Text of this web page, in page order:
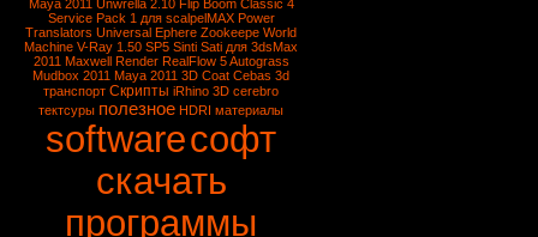
Maya 2011 Unwrella 2.10 Flip Boom Classic 4
Service Pack 1 для scalpelMAX Power
Translators Universal Ephere Zookeepe World
Machine V-Ray 1.50 SP5 Sinti Sati для 3dsMax
2011 Maxwell Render RealFlow 5Autograss
Mudbox 2011 Maya 2011 3D Coat Cebas 3d
транспорт Скрипты iRhino 3D cerebro
тектсуры полезное HDRI материалы
softwareсофт
скачать
программы